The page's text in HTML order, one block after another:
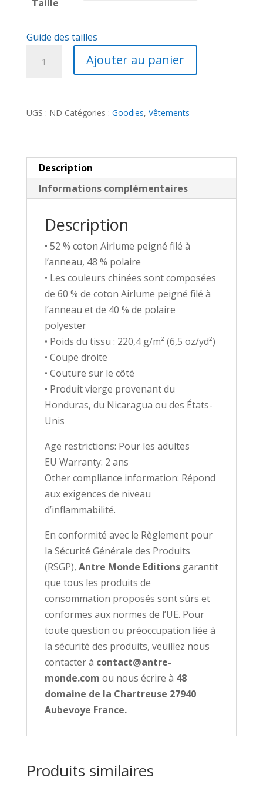
Taille
Guide des tailles
à
capuche
armure
Warlock
brodé
Ajouter au panier
UGS : ND Catégories : Goodies, Vêtements
Description
Informations complémentaires
Description
• 52 % coton Airlume peigné filé à
l’anneau, 48 % polaire
• Les couleurs chinées sont composées
de 60 % de coton Airlume peigné filé à
l’anneau et de 40 % de polaire
polyester
• Poids du tissu : 220,4 g/m² (6,5 oz/yd²)
• Coupe droite
• Couture sur le côté
• Produit vierge provenant du
Honduras, du Nicaragua ou des États-
Unis
Age restrictions: Pour les adultes
EU Warranty: 2 ans
Other compliance information: Répond
aux exigences de niveau
d’inflammabilité.
En conformité avec le Règlement pour
la Sécurité Générale des Produits
(RSGP), Antre Monde Editionsgarantit
que tous les produits de
consommation proposés sont sûrs et
conformes aux normes de l’UE. Pour
toute question ou préoccupation liée à
la sécurité des produits, veuillez nous
contacter à contact@antre-
monde.com ou nous écrire à 48
domaine de la Chartreuse 27940
Aubevoye France.
Produits similaires